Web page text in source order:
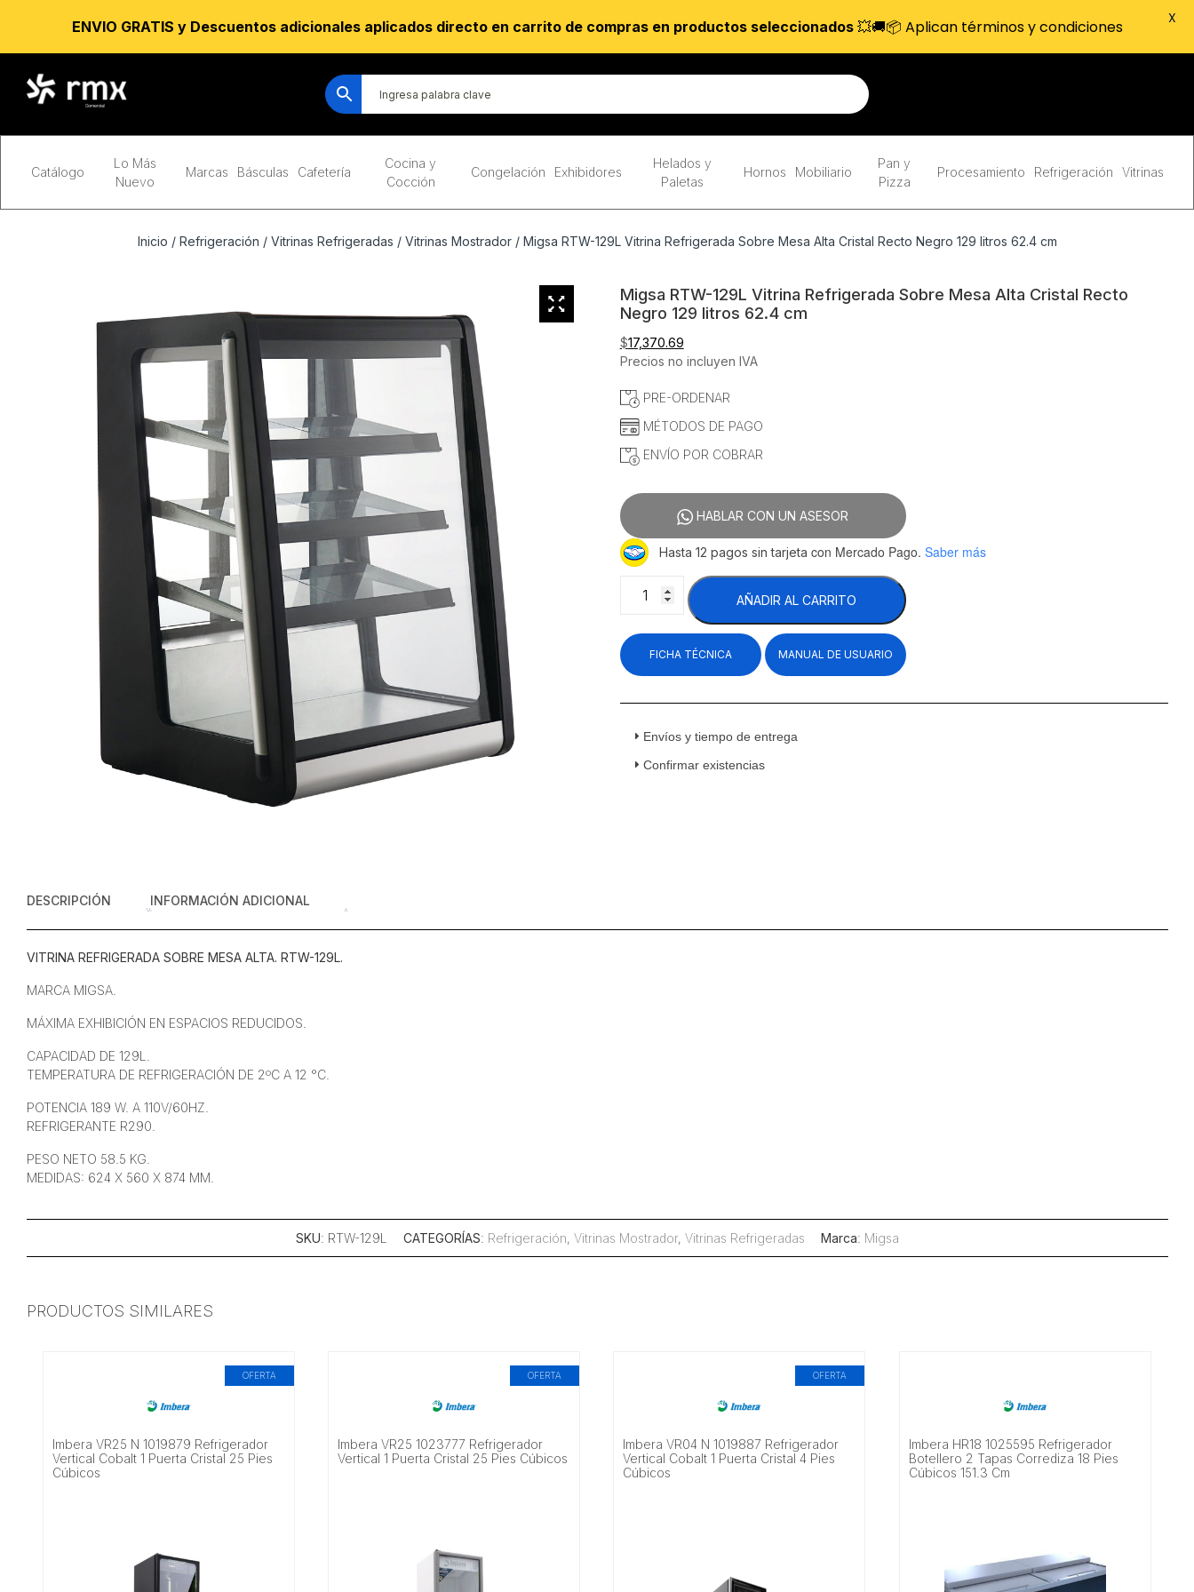
Catálogo
Lo Más
Nuevo
Marcas Básculas Cafetería
Cocina y
Cocción
Congelación Exhibidores
Helados y
Paletas
Hornos Mobiliario
Pan y
Pizza
Procesamiento Refrigeración Vitrinas
Inicio / Refrigeración / Vitrinas Refrigeradas / Vitrinas Mostrador/ Migsa RTW-129L Vitrina Refrigerada Sobre Mesa Alta Cristal Recto Negro 129 litros 62.4 cm
Migsa RTW-129L Vitrina Refrigerada Sobre Mesa Alta Cristal Recto
Negro 129 litros 62.4 cm
$17,370.69
Precios no incluyen IVA
PRE-ORDENAR
MÉTODOS DE PAGO
ENVÍO POR COBRAR
HABLAR CON UN ASESOR
Hasta 12 pagos sin tarjeta con Mercado Pago. Saber más
RTW-
Vitrina
Refrigerada
Sobre
Cristal
Negro
AÑADIR AL CARRITO
FICHA TÉCNICA MANUAL DE USUARIO
Envíos y tiempo de entrega
Confirmar existencias
DESCRIPCIÓN INFORMACIÓN ADICIONAL
VITRINA REFRIGERADA SOBRE MESA ALTA. RTW-129L.
MARCA MIGSA.
MÁXIMA EXHIBICIÓN EN ESPACIOS REDUCIDOS.
CAPACIDAD DE 129L.
TEMPERATURA DE REFRIGERACIÓN DE 2ºC A 12 °C.
POTENCIA 189 W. A 110V/60HZ.
REFRIGERANTE R290.
PESO NETO 58.5 KG.
MEDIDAS: 624 X 560 X 874 MM.
SKU: RTW-129L CATEGORÍAS: Refrigeración, Vitrinas Mostrador, Vitrinas Refrigeradas Marca: Migsa
PRODUCTOS SIMILARES
OFERTA
Imbera VR25 N 1019879 Refrigerador
Vertical Cobalt 1 Puerta Cristal 25 Pies
Cúbicos
OFERTA
Imbera VR25 1023777 Refrigerador
Vertical 1 Puerta Cristal 25 Pies Cúbicos
OFERTA
Imbera VR04 N 1019887 Refrigerador
Vertical Cobalt 1 Puerta Cristal 4 Pies
Cúbicos
Imbera HR18 1025595 Refrigerador
Botellero 2 Tapas Corrediza 18 Pies
Cúbicos 151.3 Cm
ENVIO GRATIS y Descuentos adicionales aplicados directo en carrito de compras en productos seleccionados💥🚚📦 Aplican términos y condiciones X